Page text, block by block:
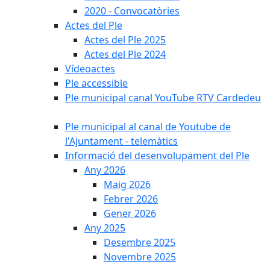
2020 - Convocatòries
Actes del Ple
Actes del Ple 2025
Actes del Ple 2024
Vídeoactes
Ple accessible
Ple municipal canal YouTube RTV Cardedeu
Ple municipal al canal de Youtube de
l'Ajuntament - telemàtics
Informació del desenvolupament del Ple
Any 2026
Maig 2026
Febrer 2026
Gener 2026
Any 2025
Desembre 2025
Novembre 2025